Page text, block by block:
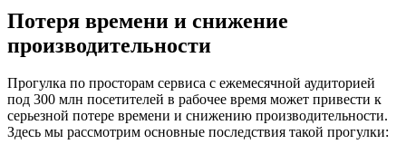
Потеря времени и снижение
производительности
Прогулка по просторам сервиса с ежемесячной аудиторией
под 300 млн посетителей в рабочее время может привести к
серьезной потере времени и снижению производительности.
Здесь мы рассмотрим основные последствия такой прогулки: